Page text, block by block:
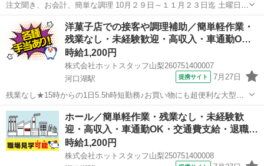
注文聞き、お会計、簡単な調理 10月２９日～１１月２３日迄 土曜日、
日曜日、祭日だけもOK
山梨 南都留郡 河口湖駅 キッチン キッチンカー
洋菓子店での接客や調理補助／簡単軽作業・
残業なし・未経験歓迎・高収入・車通勤O…
時給1,200円
株式会社ホットスタッフ山梨260751400007
河口湖駅
提携サイト 7月27日
残業なし★15時からの1日5.5h時短勤務♪お買い物にも超便利な大型モ
ール内の可愛い洋菓子店スタッフ 《 接客やかんたんな調理補助 》
＼1日5.5hの時短勤務×残業なし！／ 未経験から高時給1,200円の好待
遇...
山梨 南都留郡 河口湖駅 飲食
ホール／簡単軽作業・残業なし・未経験歓
迎・高収入・車通勤OK・交通費支給・退職…
時給1,200円
株式会社ホットスタッフ山梨250751400008